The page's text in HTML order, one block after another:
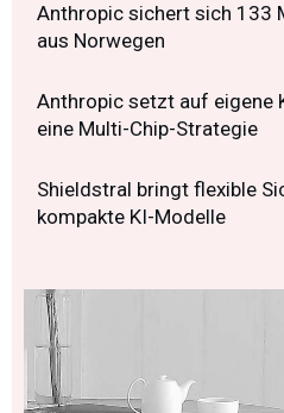
Anthropic sichert sich 133
aus Norwegen
Anthropic setzt auf eigene
eine Multi-Chip-Strategie
Shieldstral bringt flexible
kompakte KI-Modelle